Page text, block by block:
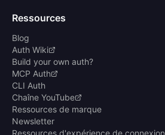
Ressources
Blog
Auth Wiki
Build your own auth?
MCP Auth
CLI Auth
Chaîne YouTube
Ressources de marque
Newsletter
Ressources d'expérience de connexion